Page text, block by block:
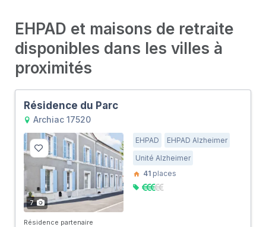
EHPAD et maisons de retraite
disponibles dans les villes à
proximités
Résidence du Parc
Archiac 17520
7
EHPAD
EHPAD Alzheimer
Unité Alzheimer
41 places
Résidence partenaire